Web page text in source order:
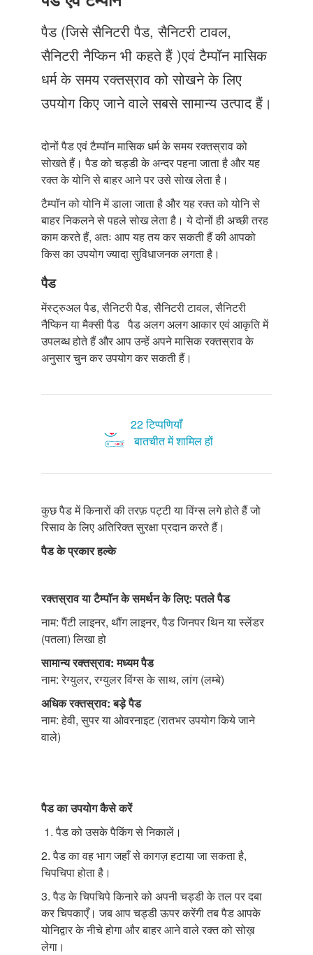
संपर्क करें
पैड (जिसे सैनिटरी पैड, सैनिटरी टावल,
सैनिटरी नैप्किन भी कहते हैं )एवं टैम्पॉन मासिक
धर्म के समय रक्तस्राव को सोखने के लिए
उपयोग किए जाने वाले सबसे सामान्य उत्पाद हैं।
दोनों पैड एवं टैम्पॉन मासिक धर्म के समय रक्तस्राव को
सोखते हैं। पैड को चड्डी के अन्दर पहना जाता है और यह
रक्त के योनि से बाहर आने पर उसे सोख लेता है।
टैम्पॉन को योनि में डाला जाता है और यह रक्त को योनि से
बाहर निकलने से पहले सोख लेता है। ये दोनों ही अच्छी तरह
काम करते हैं, अतः आप यह तय कर सकती हैं की आपको
किस का उपयोग ज्यादा सुविधाजनक लगता है।
पैड
मेंस्ट्रुअल पैड, सैनिटरी पैड, सैनिटरी टावल, सैनिटरी
नैप्किन या मैक्सी पैड पैड अलग अलग आकार एवं आकृति में
उपलब्ध होते हैं और आप उन्हें अपने मासिक रक्तस्राव के
अनुसार चुन कर उपयोग कर सकती हैं।
22 टिप्पणियाँ
बातचीत में शामिल हों
कुछ पैड में किनारों की तरफ़ पट्टी या विंग्स लगे होते हैं जो
रिसाव के लिए अतिरिक्त सुरक्षा प्रदान करते हैं।
पैड के प्रकारहल्के
रक्तस्राव या टैम्पॉनके समर्थन के लिए: पतले पैड
नाम: पैंटी लाइनर, थौंग लाइनर, पैड जिनपर थिन या स्लेंडर
(पतला) लिखा हो
सामान्य रक्तस्राव: मध्यम पैड
नाम: रेग्युलर, रग्युलर विंग्स के साथ, लांग (लम्बे)
अधिक रक्तस्राव: बड़े पैड
नाम: हेवी, सुपर या ओवरनाइट (रातभर उपयोग किये जाने
वाले)
पैड का उपयोग कैसे करें
1. पैड को उसके पैकिंग से निकालें।
2. पैड का वह भाग जहाँ से कागज़ हटाया जा सकता है,
चिपचिपा होता है।
3. पैड के चिपचिपे किनारे को अपनी चड्डी के तल पर दबा
कर चिपकाएँ। जब आप चड्डी ऊपर करेंगी तब पैड आपके
योनिद्वार के नीचे होगा और बाहर आने वाले रक्त को सोख़
लेगा।